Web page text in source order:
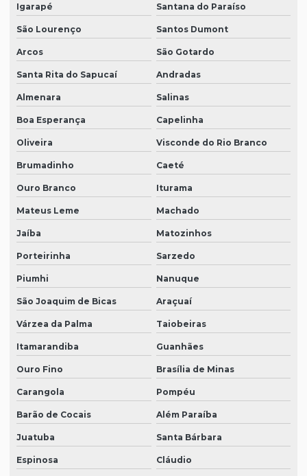
Igarapé Santana do Paraíso
São Lourenço Santos Dumont
Arcos São Gotardo
Santa Rita do Sapucaí Andradas
Almenara Salinas
Boa Esperança Capelinha
Oliveira Visconde do Rio Branco
Brumadinho Caeté
Ouro Branco Iturama
Mateus Leme Machado
Jaíba Matozinhos
Porteirinha Sarzedo
Piumhi Nanuque
São Joaquim de Bicas Araçuaí
Várzea da Palma Taiobeiras
Itamarandiba Guanhães
Ouro Fino Brasília de Minas
Carangola Pompéu
Barão de Cocais Além Paraíba
Juatuba Santa Bárbara
Espinosa Cláudio